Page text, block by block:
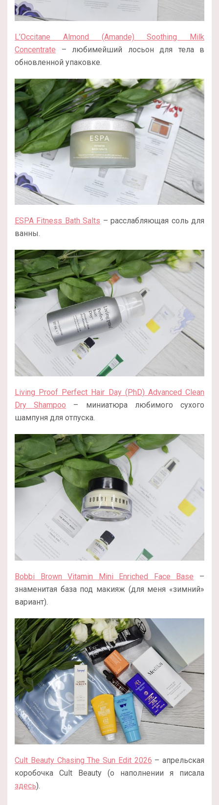
L’Occitane Almond (Amande) Soothing Milk
Concentrate – любимейший лосьон для тела в
обновленной упаковке.
ESPA Fitness Bath Salts – расслабляющая соль для
ванны.
Living Proof Perfect Hair Day (PhD) Advanced Clean
Dry Shampoo – миниатюра любимого сухого
шампуня для отпуска.
Bobbi Brown Vitamin Mini Enriched Face Base –
знаменитая база под макияж (для меня «зимний»
вариант).
Cult Beauty Chasing The Sun Edit 2026 – апрельская
коробочка Cult Beauty (о наполнении я писала
здесь).